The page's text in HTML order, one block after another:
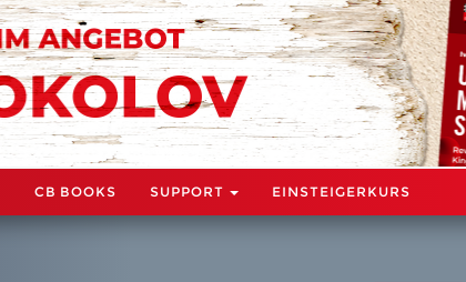
CB BOOKS SUPPORT EINSTEIGERKURS